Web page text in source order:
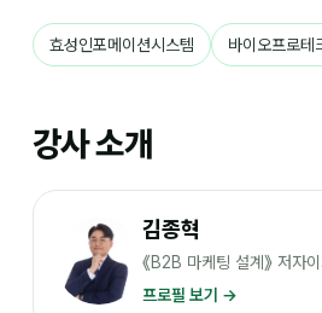
효성인포메이션시스템 바이오프로테
강사 소개
김종혁
《B2B 마케팅 설계》 저자
프로필 보기 →